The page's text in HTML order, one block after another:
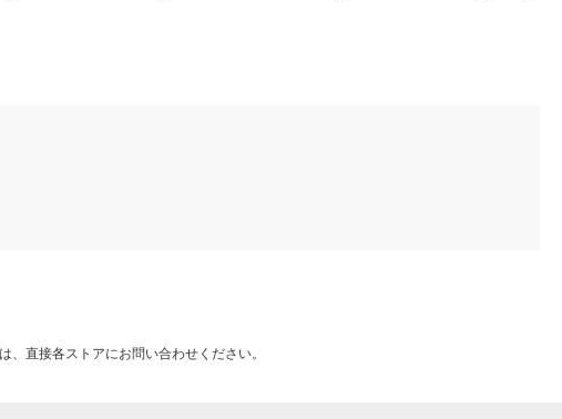
直接各ストアにお問い合わせください。